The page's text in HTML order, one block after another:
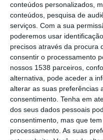
conteúdos personalizados,
conteúdos, pesquisa de
serviços. Com a sua
poderemos usar
precisos através da procura
consentir o processamento
nossos 1538 parceiros,
alternativa, pode aceder a
alterar as suas preferências
consentimento. Tenha em
dos seus dados pessoais
consentimento, mas que
processamento. As suas
Ginásio no Pavilhão
Correia onde
A cerimónia foi
quadragésima
tornou assim
realizada.
A cerimónia de
presidida pelo